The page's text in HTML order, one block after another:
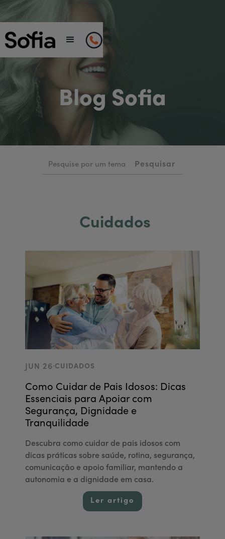
Blog Sofia
Cuidados
JUN 26.CUIDADOS
Como Cuidar de Pais Idosos: Dicas
Essenciais para Apoiar com
Segurança, Dignidade e
Tranquilidade
Descubra como cuidar de pais idosos com
dicas práticas sobre saúde, rotina, segurança,
comunicação e apoio familiar, mantendo a
autonomia e a dignidade em casa.
Ler artigo